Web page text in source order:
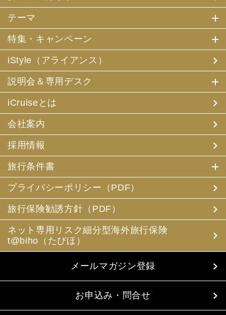
テーマ
特集・キャンペーン
iStyle（アライアンス）
説明会＆専用デスク
iCruiseとは
会社案内
採用情報
旅行条件書
プライバシーポリシー（PDF）
旅行保険勧誘方針（PDF）
ネット専用リスク細分型海外旅行保険
t@biho（たびほ）
メールマガジン登録
お申込み・問合せ